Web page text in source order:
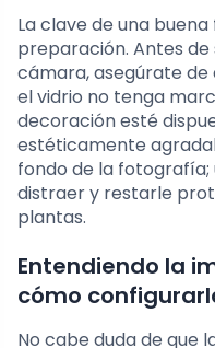
La clave de una
preparación. Antes
cámara, asegúrate de
el vidrio no tenga
decoración esté
estéticamente
fondo de la
distraer y restarle
plantas.
Entendiendo la
cómo
No cabe duda de que